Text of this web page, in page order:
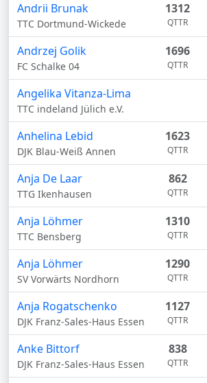
Andrii Brunak
TTC Dortmund-Wickede
1312
QTTR
Andrzej Golik
FC Schalke 04
1696
QTTR
Angelika Vitanza-Lima
TTC indeland Jülich e.V.
Anhelina Lebid
DJK Blau-Weiß Annen
1623
QTTR
Anja De Laar
TTG Ikenhausen
862
QTTR
Anja Löhmer
TTC Bensberg
1310
QTTR
Anja Löhmer
SV Vorwärts Nordhorn
1290
QTTR
Anja Rogatschenko
DJK Franz-Sales-Haus Essen
1127
QTTR
Anke Bittorf
DJK Franz-Sales-Haus Essen
838
QTTR